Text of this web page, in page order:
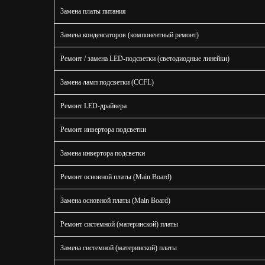
Замена платы питания
Замена конденсаторов (компонентный ремонт)
Ремонт / замена LED-подсветки (светодиодные линейки)
Замена ламп подсветки (CCFL)
Ремонт LED-драйвера
Ремонт инвертора подсветки
Замена инвертора подсветки
Ремонт основной платы (Main Board)
Замена основной платы (Main Board)
Ремонт системной (материнской) платы
Замена системной (материнской) платы